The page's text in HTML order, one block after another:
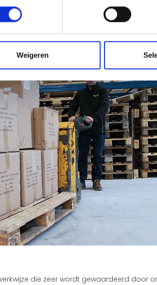
Weigeren
unseren Kunden kein 'Nein' und lösen alle
international, für Unternehmen und
Bob van Zon. Hier sind ein paar
die zeer wordt gewaardeerd door